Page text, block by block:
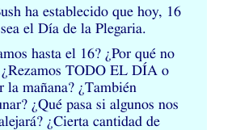
ha establecido que hoy, 16
el Día de la Plegaria.
hasta el 16? ¿Por qué no
TODO EL DÍA o
la mañana? ¿También
¿Qué pasa si algunos nos
¿Cierta cantidad de